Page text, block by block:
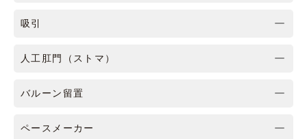
吸引
人工肛門（ストマ）
バルーン留置
ペースメーカー